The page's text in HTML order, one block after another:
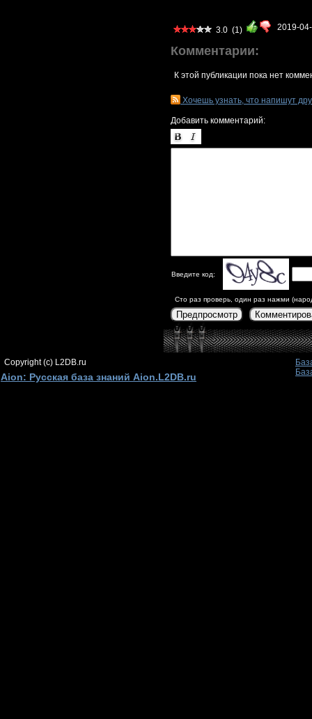
3.0 (1) 2019-
Комментарии:
К этой публикации пока нет
Хочешь узнать, что напишут
Добавить комментарий:
Введите код:
Сто раз проверь, один раз нажми
Предпросмотр
Copyright (c) L2DB.ru
Aion: Русская база знаний Aion.L2DB.ru